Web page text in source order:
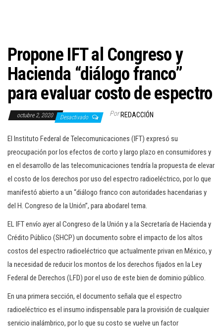
Propone IFT al Congreso y
Hacienda “diálogo franco”
para evaluar costo de espectro
octubre 2, 2020 Desactivado Por REDACCIÓN
El Instituto Federal de Telecomunicaciones (IFT) expresó su
preocupación por los efectos de corto y largo plazo en consumidores y
en el desarrollo de las telecomunicaciones tendría la propuesta de elevar
el costo de los derechos por uso del espectro radioeléctrico, por lo que
manifestó abierto a un “diálogo franco con autoridades hacendarias y
del H. Congreso de la Unión”, para abodarel tema.
EL IFT envío ayer al Congreso de la Unión y a la Secretaría de Hacienda y
Crédito Público (SHCP) un documento sobre el impacto de los altos
costos del espectro radioeléctrico que actualmente privan en México, y
la necesidad de reducir los montos de los derechos fijados en la Ley
Federal de Derechos (LFD) por el uso de este bien de dominio público.
En una primera sección, el documento señala que el espectro
radioeléctrico es el insumo indispensable para la provisión de cualquier
servicio inalámbrico, por lo que su costo se vuelve un factor